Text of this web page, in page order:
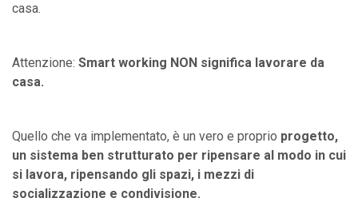
casa.
Attenzione: Smart working NON significa lavorare da
casa.
Quello che va implementato, è un vero e proprio progetto,
un sistema ben strutturato per ripensare al modo in cui
si lavora, ripensando gli spazi, i mezzi di
socializzazione e condivisione.